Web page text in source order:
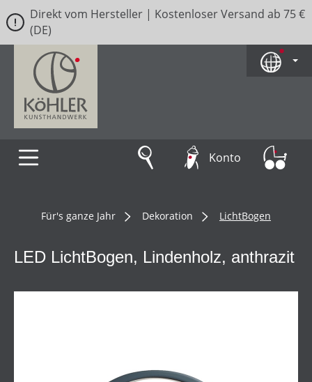
Zum Hauptinhalt springen
Direkt vom Hersteller | Kostenloser Versand ab 75 €
(DE)
Konto
Für's ganze Jahr Dekoration LichtBogen
LED LichtBogen, Lindenholz, anthrazit